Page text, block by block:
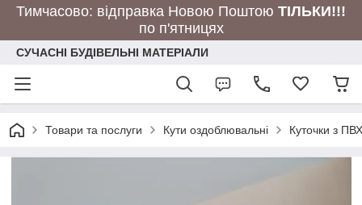
Тимчасово: відправка Новою Поштою ТІЛЬКИ!!!
по п'ятницях
СУЧАСНІ БУДІВЕЛЬНІ МАТЕРІАЛИ
Товари та послуги Кути оздоблювальні Куточки з ПВХ